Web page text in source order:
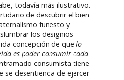
todavía más ilustrativo.
de descubrir el bien
funesto y
los designios
concepción de que lo
es poder consumir cada
consumista tiene
se desentienda de ejercer